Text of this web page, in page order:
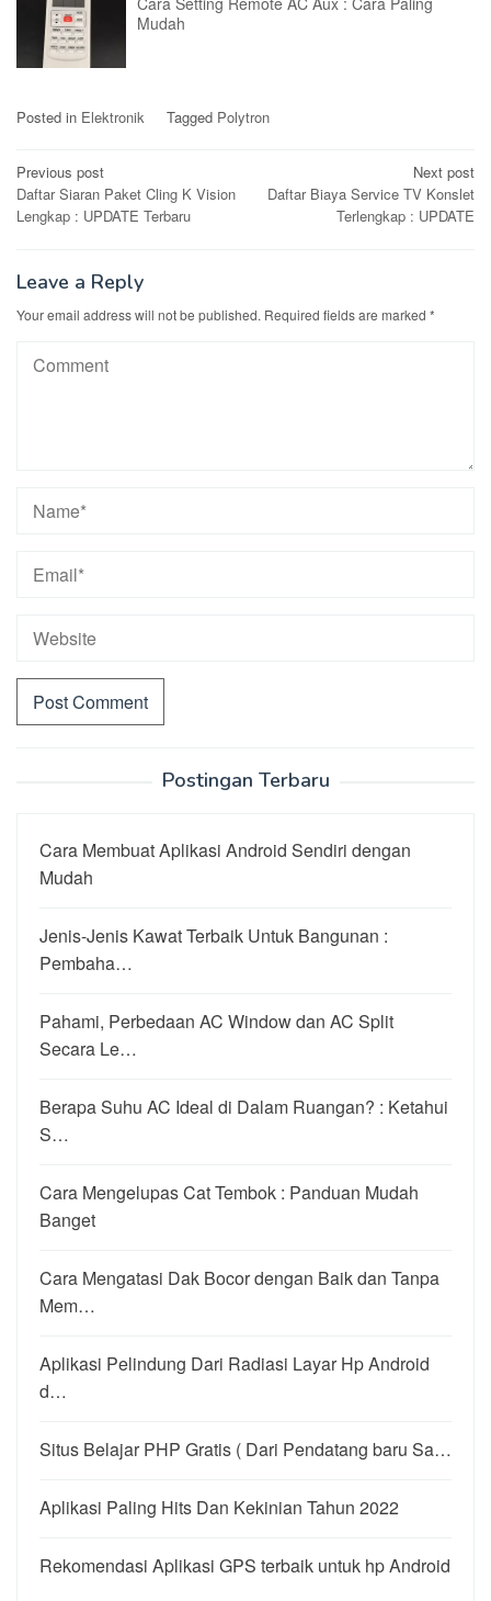
Mudah
Posted in Elektronik Tagged Polytron
Post
navigation
Previous post
Daftar Siaran Paket Cling K Vision
Lengkap : UPDATE Terbaru
Next post
Daftar Biaya Service TV Konslet
Terlengkap : UPDATE
Leave a Reply
Your email address will not be published. Required fields are marked *
Postingan Terbaru
Cara Membuat Aplikasi Android Sendiri dengan
Mudah
Jenis-Jenis Kawat Terbaik Untuk Bangunan :
Pembaha…
Pahami, Perbedaan AC Window dan AC Split
Secara Le…
Berapa Suhu AC Ideal di Dalam Ruangan? : Ketahui
S…
Cara Mengelupas Cat Tembok : Panduan Mudah
Banget
Cara Mengatasi Dak Bocor dengan Baik dan Tanpa
Mem…
Aplikasi Pelindung Dari Radiasi Layar Hp Android
d…
Situs Belajar PHP Gratis ( Dari Pendatang baru Sa…
Aplikasi Paling Hits Dan Kekinian Tahun 2022
Rekomendasi Aplikasi GPS terbaik untuk hp Android